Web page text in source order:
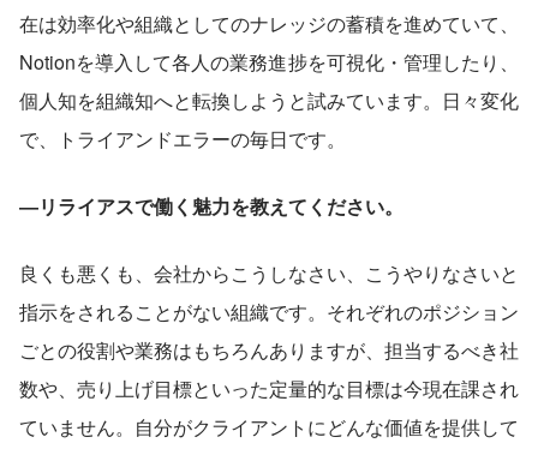
在は効率化や組織としてのナレッジの蓄積を進めていて、
Notionを導入して各人の業務進捗を可視化・管理したり、
個人知を組織知へと転換しようと試みています。日々変化
で、トライアンドエラーの毎日です。
―リライアスで働く魅力を教えてください。
良くも悪くも、会社からこうしなさい、こうやりなさいと
指示をされることがない組織です。それぞれのポジション
ごとの役割や業務はもちろんありますが、担当するべき社
数や、売り上げ目標といった定量的な目標は今現在課され
ていません。自分がクライアントにどんな価値を提供して